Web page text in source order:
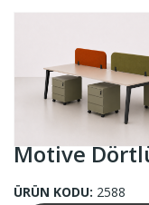
Motive
ÜRÜN KODU: 2588